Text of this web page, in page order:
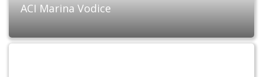
ACI Marina Vodice